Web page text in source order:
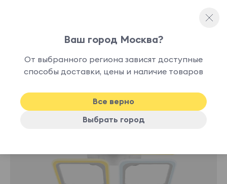
наличии
Ваш город Москва?
От выбранного региона зависят доступные
способы доставки, цены и наличие товаров
Все верно
Выбрать город